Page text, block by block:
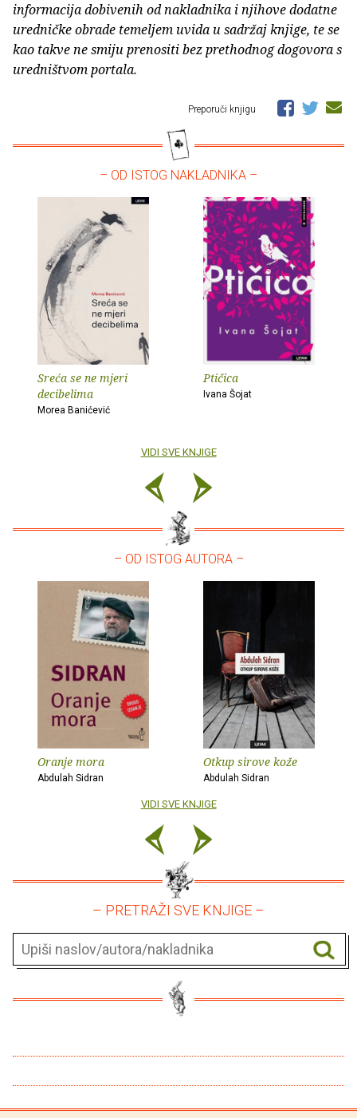
informacija dobivenih od nakladnika i njihove dodatne
uredničke obrade temeljem uvida u sadržaj knjige, te se
kao takve ne smiju prenositi bez prethodnog dogovora s
uredništvom portala.
Preporuči knjigu
– OD ISTOG NAKLADNIKA –
Sreća se ne mjeri
decibelima
Morea Banićević
Ptičica
Ivana Šojat
VIDI SVE KNJIGE
– OD ISTOG AUTORA –
Oranje mora
Abdulah Sidran
Otkup sirove kože
Abdulah Sidran
VIDI SVE KNJIGE
– PRETRAŽI SVE KNJIGE –